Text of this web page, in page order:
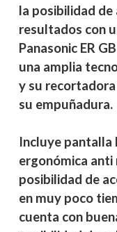
la posibilidad
resultados con
Panasonic ER
una amplia
y su
su empuñadura.
Incluye pantalla
ergonómica anti
posibilidad de
en muy poco
cuenta con